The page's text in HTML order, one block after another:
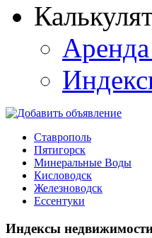
Ставрополь
Пятигорск
Минеральные Воды
Кисловодск
Железноводск
Ессентуки
Индексы